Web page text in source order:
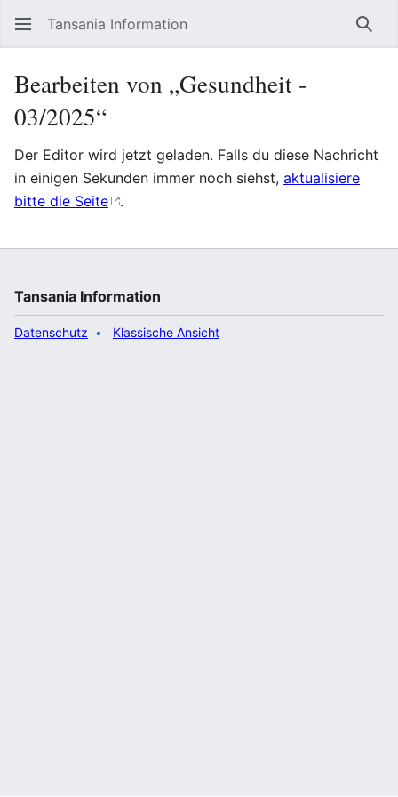
Tansania Information
Bearbeiten von „Gesundheit ‐
03/2025“
Der Editor wird jetzt geladen. Falls du diese Nachricht
in einigen Sekunden immer noch siehst, aktualisiere
bitte die Seite
.
Tansania Information
Datenschutz Klassische Ansicht